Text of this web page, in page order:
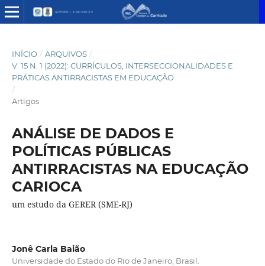
INÍCIO / ARQUIVOS /
V. 15 N. 1 (2022): CURRÍCULOS, INTERSECCIONALIDADES E
PRÁTICAS ANTIRRACISTAS EM EDUCAÇÃO
/
Artigos
ANÁLISE DE DADOS E
POLÍTICAS PÚBLICAS
ANTIRRACISTAS NA EDUCAÇÃO
CARIOCA
um estudo da GERER (SME-RJ)
Jonê Carla Baião
Universidade do Estado do Rio de Janeiro, Brasil.